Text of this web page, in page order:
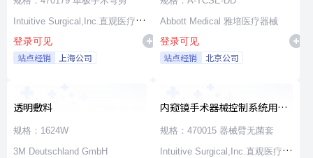
Intuitive Surgical,Inc.直观医疗公
司
登录可见
站点经销 上海公司
Abbott Medical 雅培医疗器械
登录可见
站点经销 北京公司
透明敷料
规格：1624W
3M Deutschland GmbH
内窥镜手术器械控制系统用无
源器械和附件
规格：470015 器械臂无菌套
Intuitive Surgical,Inc.直观医疗公